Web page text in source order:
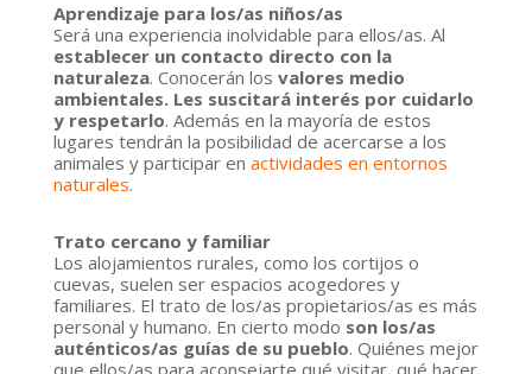
Aprendizaje para los/as niños/as
Será una experiencia inolvidable para ellos/as. Al
establecer un contacto directo con la
naturaleza. Conocerán los valores medio
ambientales. Les suscitará interés por cuidarlo
y respetarlo. Además en la mayoría de estos
lugares tendrán la posibilidad de acercarse a los
animales y participar en actividades en entornos
naturales.
Trato cercano y familiar
Los alojamientos rurales, como los cortijos o
cuevas, suelen ser espacios acogedores y
familiares. El trato de los/as propietarios/as es más
personal y humano. En cierto modo son los/as
auténticos/as guías de su pueblo. Quiénes mejor
que ellos/as para aconsejarte qué visitar, qué hacer